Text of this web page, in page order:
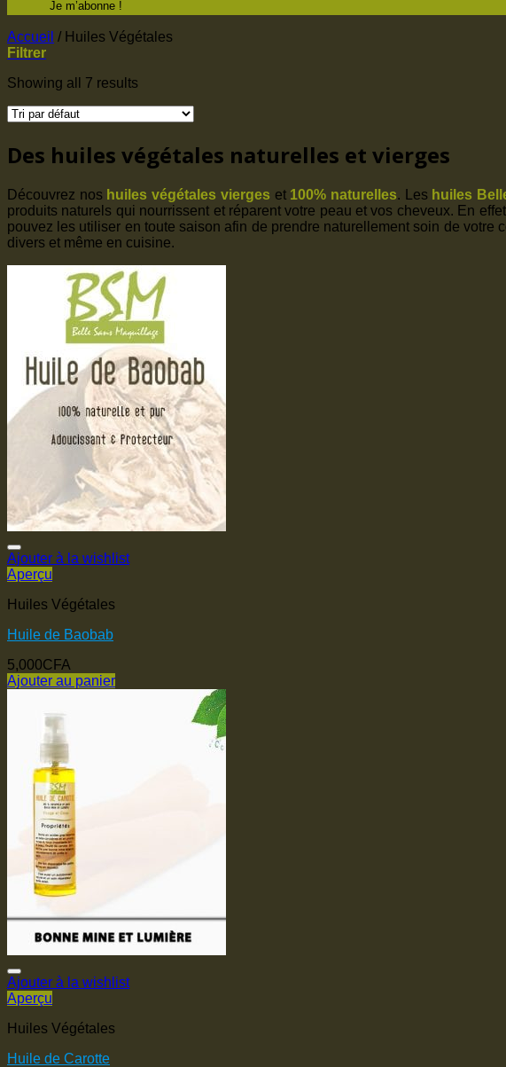
Accueil / Huiles Végétales
Filtrer
Showing all 7 results
Des huiles végétales naturelles et vierges
Découvrez nos huiles végétales vierges et 100% naturelles. Les huiles
produits naturels qui nourrissent et réparent votre peau et vos cheveux. En
pouvez les utiliser en toute saison afin de prendre naturellement soin de votre
divers et même en cuisine.
Ajouter à la wishlist
Aperçu
Huiles Végétales
Huile de Baobab
5,000CFA
Ajouter au panier
Ajouter à la wishlist
Aperçu
Huiles Végétales
Huile de Carotte